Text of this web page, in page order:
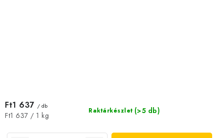
Raktárkészlet (>5 db)
Ft1 637 / db
Egységár:
Ft1 637 / 1 kg